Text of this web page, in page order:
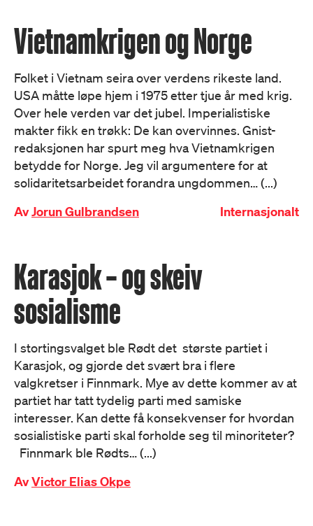
Vietnamkrigen og Norge
Folket i Vietnam seira over verdens rikeste land.
USA måtte løpe hjem i 1975 etter tjue år med krig.
Over hele verden var det jubel. Imperialistiske
makter fikk en trøkk: De kan overvinnes. Gnist-
redaksjonen har spurt meg hva Vietnamkrigen
betydde for Norge. Jeg vil argumentere for at
solidaritetsarbeidet forandra ungdommen… (...)
AvJorun Gulbrandsen Internasjonalt
Karasjok – og skeiv
sosialisme
I stortingsvalget ble Rødt det største partiet i
Karasjok, og gjorde det svært bra i flere
valgkretser i Finnmark. Mye av dette kommer av at
partiet har tatt tydelig parti med samiske
interesser. Kan dette få konsekvenser for hvordan
sosialistiske parti skal forholde seg til minoriteter?
Finnmark ble Rødts… (...)
AvVictor Elias Okpe